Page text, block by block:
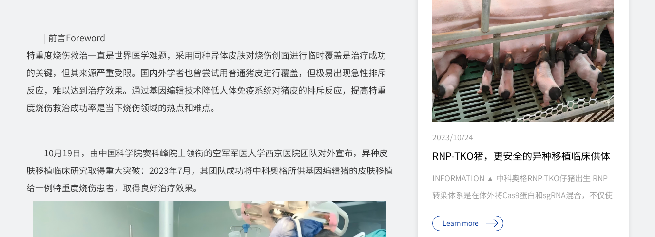
| 前言Foreword
特重度烧伤救治一直是世界医学难题，采用同种异体皮肤对烧伤创面进行临时覆盖是治疗成功
的关键，但其来源严重受限。国内外学者也曾尝试用普通猪皮进行覆盖，但极易出现急性排斥
反应，难以达到治疗效果。通过基因编辑技术降低人体免疫系统对猪皮的排斥反应，提高特重
度烧伤救治成功率是当下烧伤领域的热点和难点。
10月19日，由中国科学院窦科峰院士领衔的空军军医大学西京医院团队对外宣布，异种皮
肤移植临床研究取得重大突破：2023年7月，其团队成功将中科奥格所供基因编辑猪的皮肤移植
给一例特重度烧伤患者，取得良好治疗效果。
2023/10/24
RNP-TKO猪，更安全的异种移植临床供体
INFORMATION ▲ 中科奥格RNP-TKO仔猪出生 RNP
转染体系是在体外将Cas9蛋白和sgRNA混合，不仅使
转染后即可进行基因编辑，不需要转录、翻译的过
Learn more